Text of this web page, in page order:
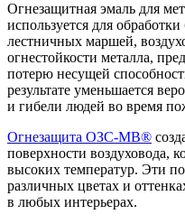
Огнезащитная эмаль для
используется для
лестничных маршей,
огнестойкости металла,
потерю несущей
результате уменьшается
и гибели людей во время
Огнезащита ОЗС-МВ®
поверхности воздуховода,
высоких температур. Эти
различных цветах и
в любых интерьерах.